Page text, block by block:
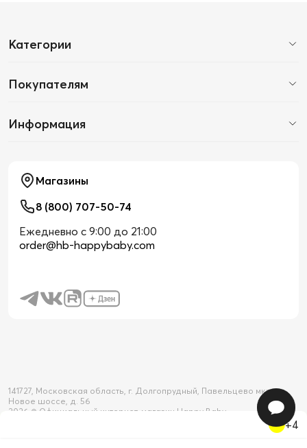
+4
Категории
Покупателям
Информация
Магазины
8 (800) 707-50-74
Ежедневно с 9:00 до 21:00
order@hb-happybaby.com
141727, Московская область, г. Долгопрудный, Павельцево мкр-н,
Новое шоссе, д. 56
2026 © Официальный интернет-магазин Happy Baby